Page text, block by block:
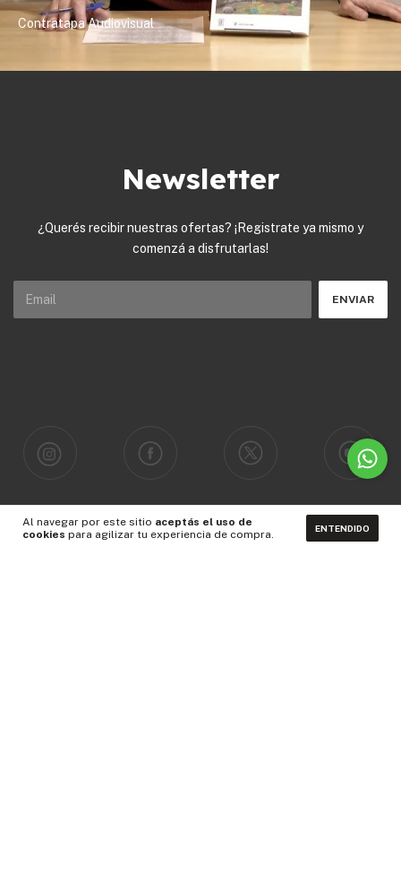
Al navegar por este sitio aceptás el uso de
cookies para agilizar tu experiencia de compra. ENTENDIDO
Contratapa Audiovisual
Newsletter
¿Querés recibir nuestras ofertas? ¡Registrate ya mismo y
comenzá a disfrutarlas!